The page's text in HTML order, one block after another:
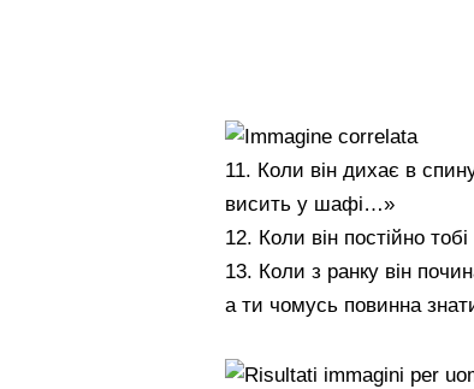
11. Коли він дихає в
висить у шафі…»
12. Коли він постійно
13. Коли з ранку він
а ти чомусь повинна